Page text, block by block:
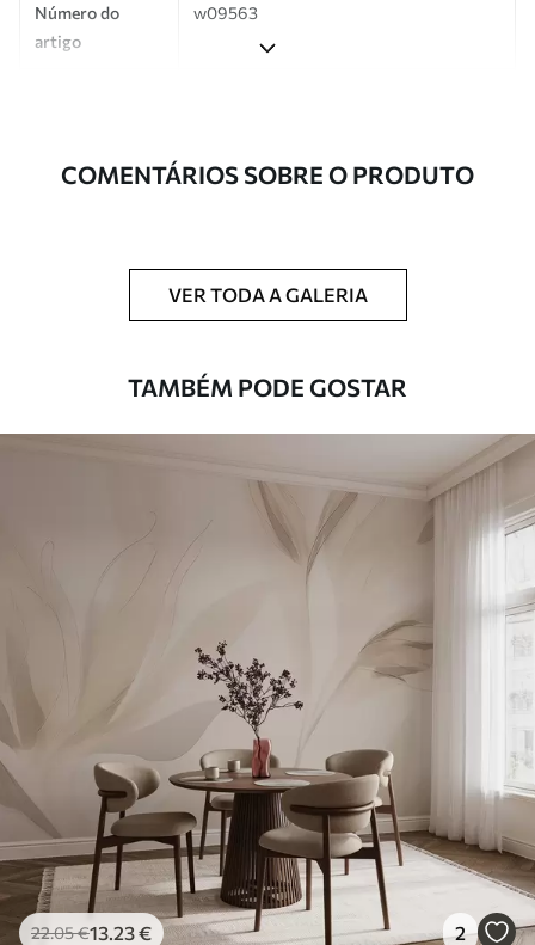
Número do
artigo
w09563
Adicionalmente
Disponível com revestimento de verniz
esponja macia. Murais de parede com
revestimento de verniz podem ser limpos
Aplicação perfeita
Standard
.00
Vinil Premium
65 39.00 €/m²
Peel and Stick
81.6749.00€/m²
COMENTÁRIOS SOBRE O PRODUTO
VER TODA A GALERIA
TAMBÉM PODE GOSTAR
22.05€13 .23€ 2